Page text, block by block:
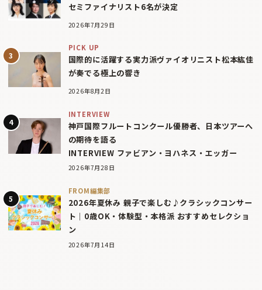
セミファイナリスト6名が決定
2026年7月29日
PICK UP
国際的に活躍する実力派ヴァイオリニスト松本紘佳
が奏でる極上の響き
2026年8月2日
INTERVIEW
神戸国際フルートコンクール優勝者、日本ツアーへ
の期待を語る
INTERVIEW ファビアン・ヨハネス・エッガー
2026年7月28日
FROM編集部
2026年夏休み 親子で楽しむ♪クラシックコンサー
ト｜0歳OK・体験型・本格派 おすすめセレクショ
ン
2026年7月14日